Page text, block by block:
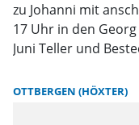
zu Johanni mit
17 Uhr in den
Juni Teller und
OTTBERGEN (HÖXTER)